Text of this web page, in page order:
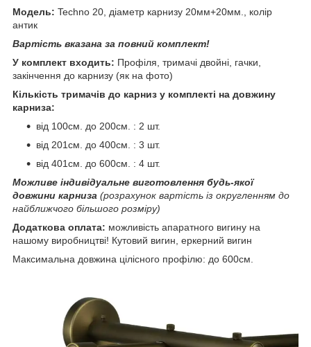
Модель: Techno 20, діаметр карнизу 20мм+20мм., колір
антик
Вартість вказана за повний комплект!
У комплект входить: Профіля, тримачі двойні, гачки,
закінчення до карнизу (як на фото)
Кількість тримачів до карниз у комплекті на довжину
карниза:
від 100см. до 200см. : 2 шт.
від 201см. до 400см. : 3 шт.
від 401см. до 600см. : 4 шт.
Можливе індивідуальне виготовлення будь-якої
довжини карниза (розрахунок вартість із округленням до
найближчого більшого розміру)
Додаткова оплата: можливість апаратного вигину на
нашому виробництві! Кутовий вигин, еркерний вигин
Максимальна довжина цілісного профілю: до 600см.